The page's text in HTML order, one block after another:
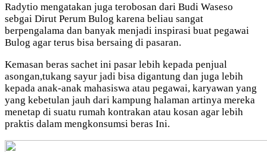
Radytio mengatakan juga terobosan dari Budi Waseso
sebgai Dirut Perum Bulog karena beliau sangat
berpengalama dan banyak menjadi inspirasi buat pegawai
Bulog agar terus bisa bersaing di pasaran.
Kemasan beras sachet ini pasar lebih kepada penjual
asongan,tukang sayur jadi bisa digantung dan juga lebih
kepada anak-anak mahasiswa atau pegawai, karyawan yang
yang kebetulan jauh dari kampung halaman artinya mereka
menetap di suatu rumah kontrakan atau kosan agar lebih
praktis dalam mengkonsumsi beras Ini.